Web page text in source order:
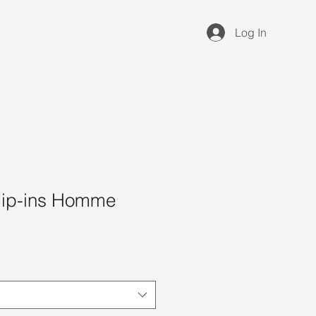
Log In
ins Homme